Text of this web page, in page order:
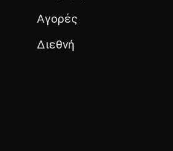
Αγορές
Διεθνή